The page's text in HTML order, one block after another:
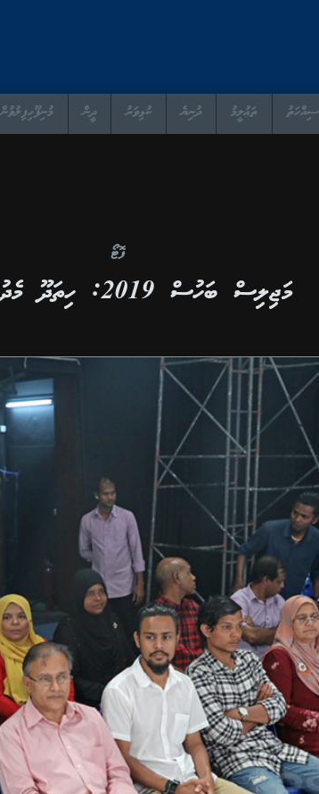
ސިއްހަތު ތަޢުލީމު ދުނިޔެ ކުޅިވަރު ދީން މުނިފޫހިފިލުވުން
ފޮޓޯ
މަޖިލިސް ބަހުސް 2019: ހިތަދޫ މެދު ދާއިރާ